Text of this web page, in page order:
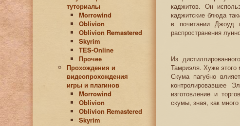
туториалы
Morrowind
Oblivion
Oblivion Remastered
Skyrim
TES-Online
Прочее
Прохождения и
видеопрохождения
игры и плагинов
Morrowind
Oblivion
Oblivion Remastered
Skyrim
каджитов. Он
каджитские блюда
в почитании Джоуд
распространения
Из
Тамриэля. Хуже этого
Скума пагубно
контролировавшее
изготовление и
скумы, зная, как